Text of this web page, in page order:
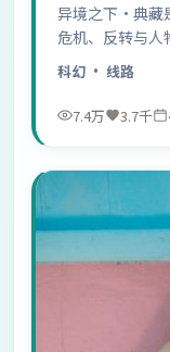
异境之下·典藏
危机、反转与人
观看。
科幻 · 线路
7.4万 3.7千